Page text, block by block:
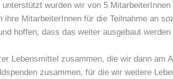
wurden wir von 5
MitarbeiterInnen für die Teilnahme an
hoffen, dass das weiter ausgebaut werden
Lebensmittel zusammen, die wir dann am
zusammen, für die wir weitere